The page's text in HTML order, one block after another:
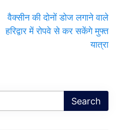
वैक्सीन की दोनों डोज लगाने वाले
हरिद्वार में रोपवे से कर सकेंगे मुफ्त
यात्रा